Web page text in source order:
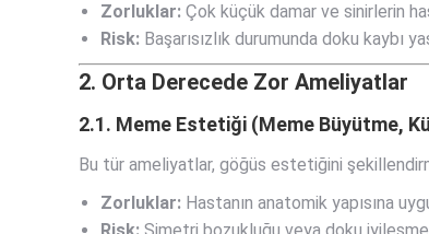
Zorluklar: Çok küçük damar ve sinirlerin
Risk: Başarısızlık durumunda doku kaybı
2. Orta Derecede Zor Ameliyatlar
2.1. Meme Estetiği (Meme Büyütme,
Bu tür ameliyatlar, göğüs estetiğini
Zorluklar: Hastanın anatomik yapısına